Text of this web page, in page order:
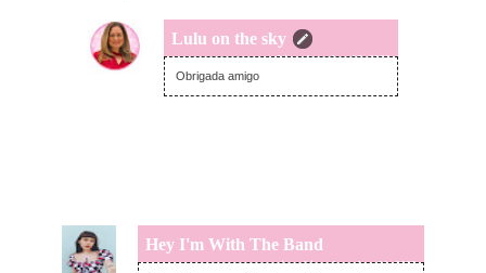
Lulu on the sky
terça-feira, dezembro 06, 2022
Obrigada amigo
Hey I'm With The Band
quinta-feira, dezembro 01, 2022